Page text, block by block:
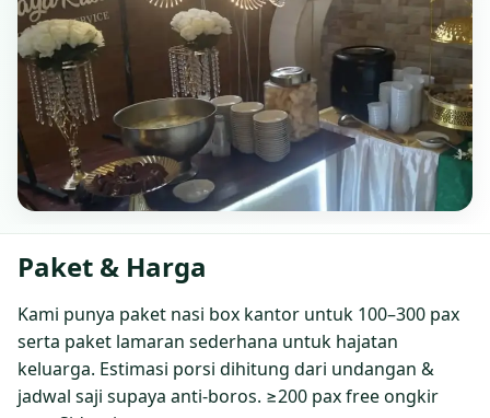
Paket & Harga
Kami punya paket nasi box kantor untuk 100–300 pax
serta paket lamaran sederhana untuk hajatan
keluarga. Estimasi porsi dihitung dari undangan &
jadwal saji supaya anti‑boros. ≥200 pax free ongkir